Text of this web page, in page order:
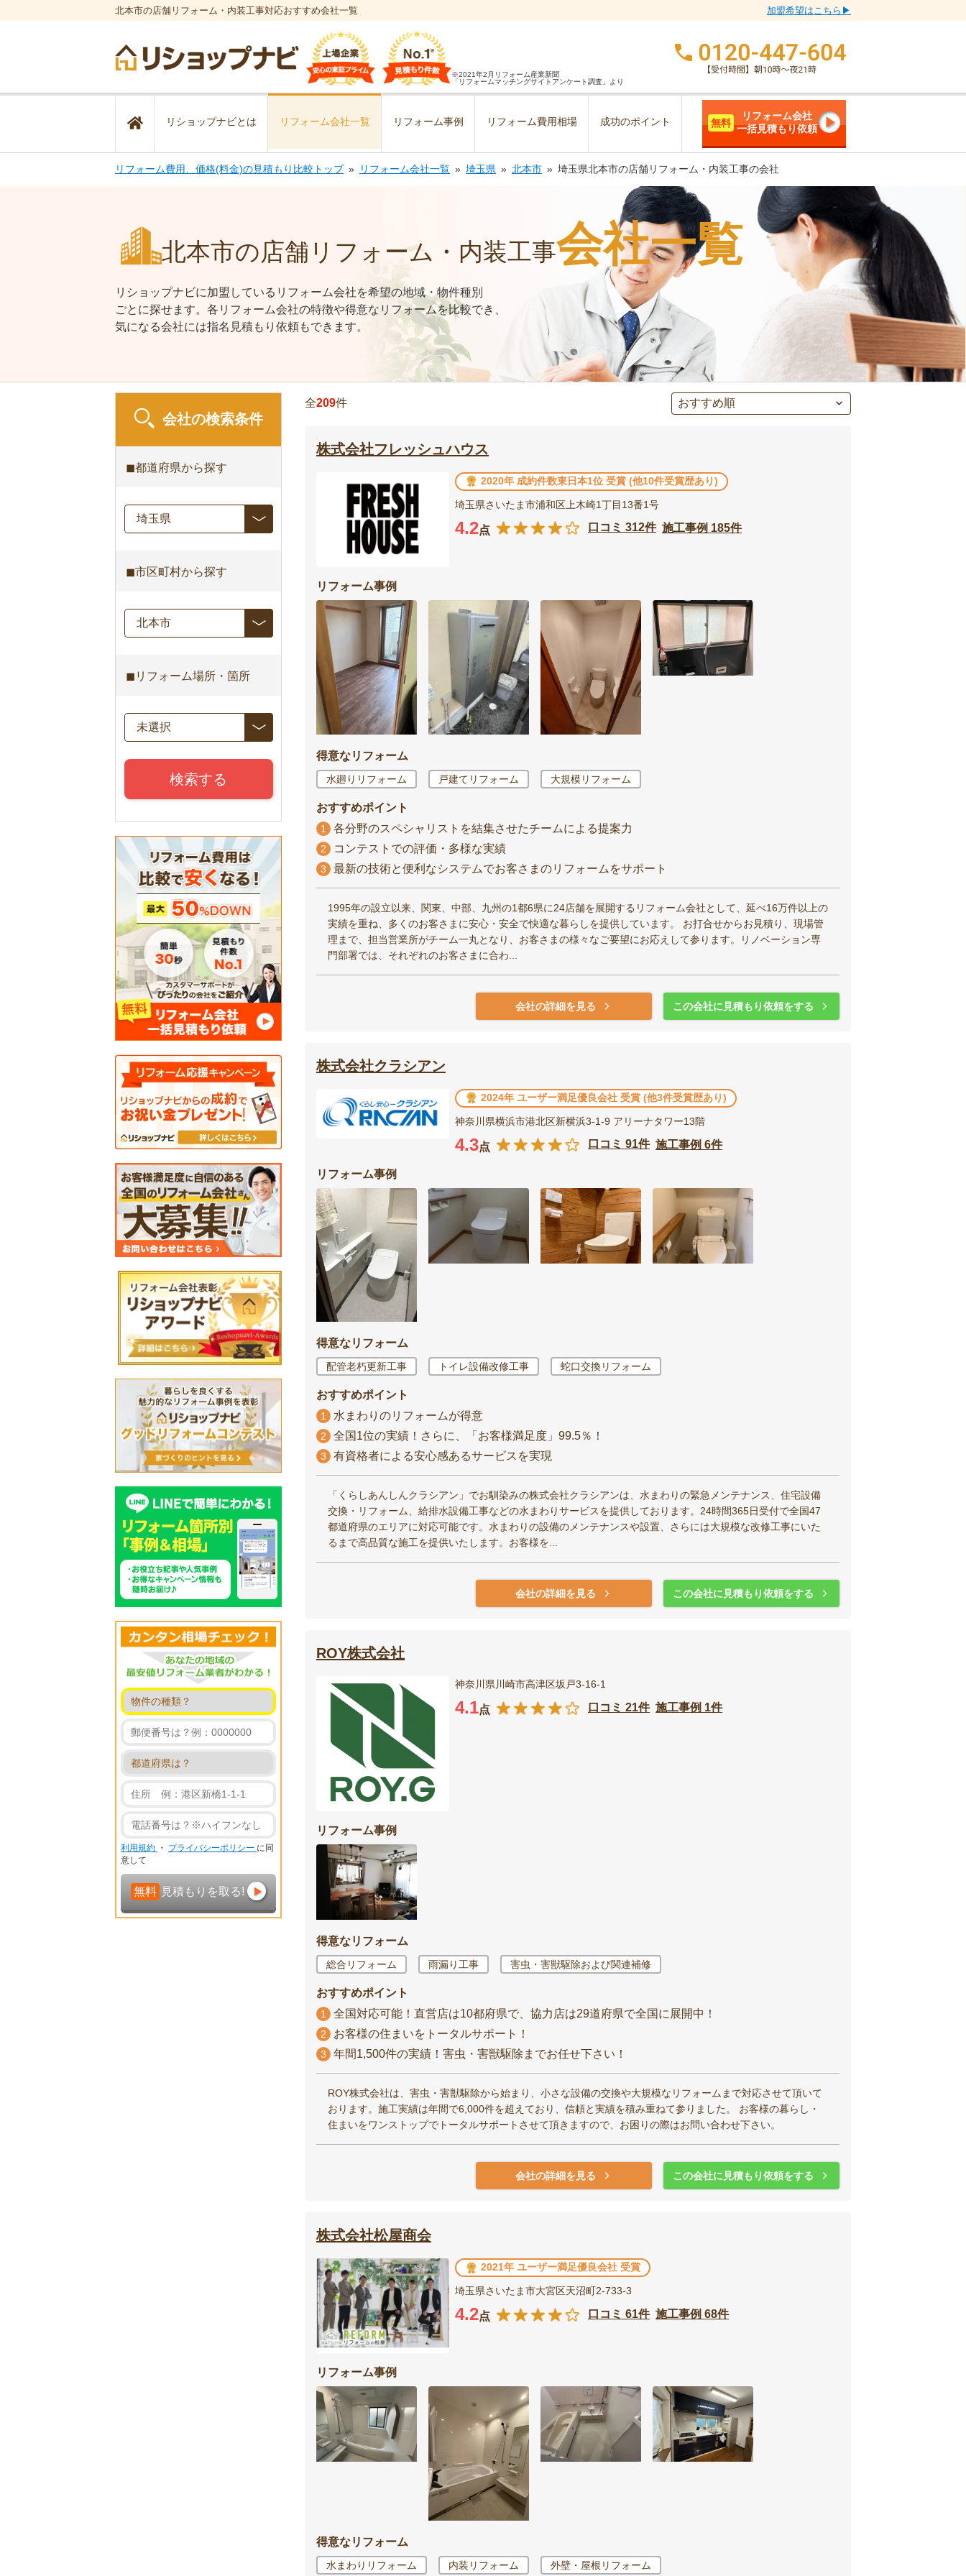
北本市の店舗リフォーム・内装工事対応おすすめ会社一覧 加盟希望はこちら▶
※2021年2月リフォーム産業新聞
「リフォームマッチングサイトアンケート調査」より
リショップナビとは リフォーム会社一覧 リフォーム事例 リフォーム費用相場 成功のポイント 無料
リフォーム会社
一括見積もり依頼
リフォーム費用、価格(料金)の見積もり比較トップ リフォーム会社一覧 埼玉県 北本市 埼玉県北本市の店舗リフォーム・内装工事の会社
北本市の店舗リフォーム・内装工事会社一覧
リショップナビに加盟しているリフォーム会社を希望の地域・物件種別
ごとに探せます。各リフォーム会社の特徴や得意なリフォームを比較でき、
気になる会社には指名見積もり依頼もできます。
会社の検索条件
◼︎都道府県から探す
◼︎市区町村から探す
◼︎リフォーム場所・箇所
検索する
利用規約 ・ プライバシーポリシー に同
意して
無料 見積もりを取る!
全209件
株式会社フレッシュハウス
2020年 成約件数東日本1位 受賞 (他10件受賞歴あり)
埼玉県さいたま市浦和区上木崎1丁目13番1号
4.2点 口コミ 312件 施工事例 185件
リフォーム事例
得意なリフォーム
水廻りリフォーム 戸建てリフォーム 大規模リフォーム
おすすめポイント
1 各分野のスペシャリストを結集させたチームによる提案力
2 コンテストでの評価・多様な実績
3 最新の技術と便利なシステムでお客さまのリフォームをサポート
1995年の設立以来、関東、中部、九州の1都6県に24店舗を展開するリフォーム会社として、延べ16万件以上の
実績を重ね、多くのお客さまに安心・安全で快適な暮らしを提供しています。 お打合せからお見積り、現場管
理まで、担当営業所がチーム一丸となり、お客さまの様々なご要望にお応えして参ります。リノベーション専
門部署では、それぞれのお客さまに合わ...
会社の詳細を見る この会社に見積もり依頼をする
株式会社クラシアン
2024年 ユーザー満足優良会社 受賞 (他3件受賞歴あり)
神奈川県横浜市港北区新横浜3-1-9 アリーナタワー13階
4.3点 口コミ 91件 施工事例 6件
リフォーム事例
得意なリフォーム
配管老朽更新工事 トイレ設備改修工事 蛇口交換リフォーム
おすすめポイント
1 水まわりのリフォームが得意
2 全国1位の実績！さらに、「お客様満足度」99.5％！
3 有資格者による安心感あるサービスを実現
「くらしあんしんクラシアン」でお馴染みの株式会社クラシアンは、水まわりの緊急メンテナンス、住宅設備
交換・リフォーム、給排水設備工事などの水まわりサービスを提供しております。24時間365日受付で全国47
都道府県のエリアに対応可能です。水まわりの設備のメンテナンスや設置、さらには大規模な改修工事にいた
るまで高品質な施工を提供いたします。お客様を...
会社の詳細を見る この会社に見積もり依頼をする
ROY株式会社
神奈川県川崎市高津区坂戸3-16-1
4.1点 口コミ 21件 施工事例 1件
リフォーム事例
得意なリフォーム
総合リフォーム 雨漏り工事 害虫・害獣駆除および関連補修
おすすめポイント
1 全国対応可能！直営店は10都府県で、協力店は29道府県で全国に展開中！
2 お客様の住まいをトータルサポート！
3 年間1,500件の実績！害虫・害獣駆除までお任せ下さい！
ROY株式会社は、害虫・害獣駆除から始まり、小さな設備の交換や大規模なリフォームまで対応させて頂いて
おります。施工実績は年間で6,000件を超えており、信頼と実績を積み重ねて参りました。 お客様の暮らし・
住まいをワンストップでトータルサポートさせて頂きますので、お困りの際はお問い合わせ下さい。
会社の詳細を見る この会社に見積もり依頼をする
株式会社松屋商会
2021年 ユーザー満足優良会社 受賞
埼玉県さいたま市大宮区天沼町2-733-3
4.2点 口コミ 61件 施工事例 68件
リフォーム事例
得意なリフォーム
水まわりリフォーム 内装リフォーム 外壁・屋根リフォーム